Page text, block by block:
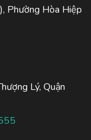
Phường Hòa Hiệp
Lý, Quận